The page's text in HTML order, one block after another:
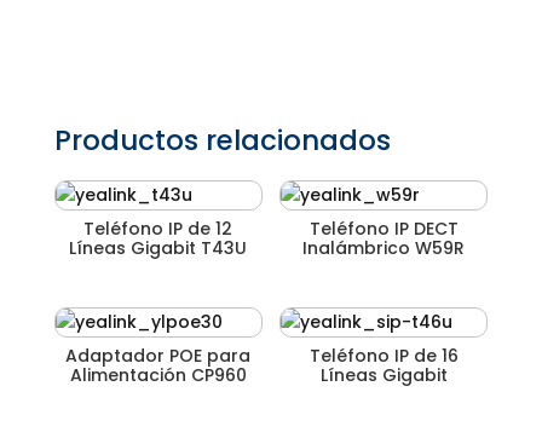
Productos relacionados
Teléfono IP de 12
Líneas Gigabit T43U
Teléfono IP DECT
Inalámbrico W59R
Adaptador POE para
Alimentación CP960
Teléfono IP de 16
Líneas Gigabit